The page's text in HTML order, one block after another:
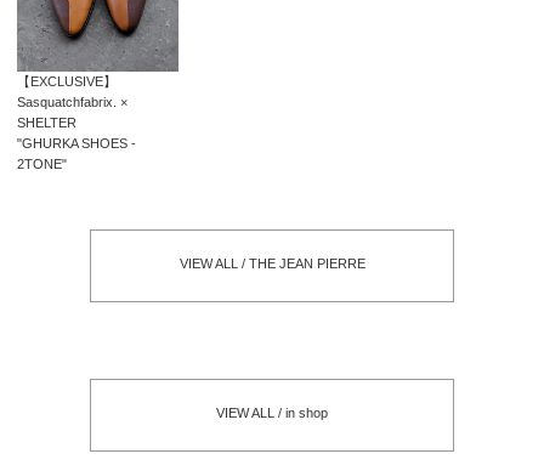
【EXCLUSIVE】
Sasquatchfabrix. ×
SHELTER
"GHURKA SHOES -
2TONE"
VIEW ALL / THE JEAN PIERRE
VIEW ALL / in shop